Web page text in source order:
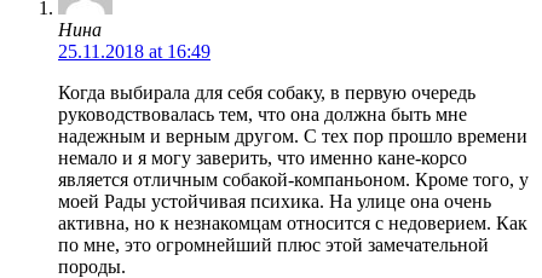
Нина
25.11.2018 at 16:49
Когда выбирала для себя собаку, в первую очередь
руководствовалась тем, что она должна быть мне
надежным и верным другом. С тех пор прошло времени
немало и я могу заверить, что именно кане-корсо
является отличным собакой-компаньоном. Кроме того, у
моей Рады устойчивая психика. На улице она очень
активна, но к незнакомцам относится с недоверием. Как
по мне, это огромнейший плюс этой замечательной
породы.